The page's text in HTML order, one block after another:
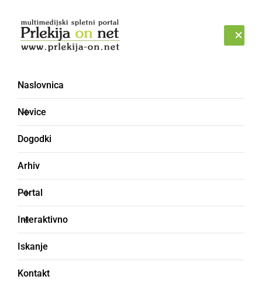
Naslovnica
Novice
Dogodki
Arhiv
Portal
Interaktivno
Iskanje
Kontakt
Občina Slovenske Konjice
POLITIKA
Štajerska varda kazensko ovadila nekatere